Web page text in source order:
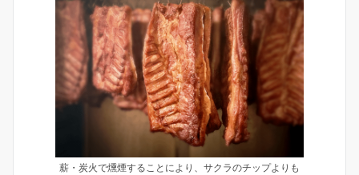
薪・炭火で燻煙することにより、サクラのチップよりも